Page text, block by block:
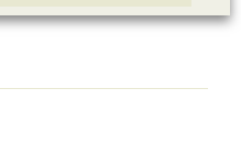
TOTES